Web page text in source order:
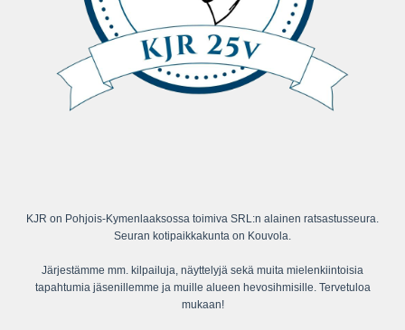
KJR on Pohjois-Kymenlaaksossa toimiva SRL:n alainen ratsastusseura.
Seuran kotipaikkakunta on Kouvola.
Järjestämme mm. kilpailuja, näyttelyjä sekä muita mielenkiintoisia
tapahtumia jäsenillemme ja muille alueen hevosihmisille. Tervetuloa
mukaan!